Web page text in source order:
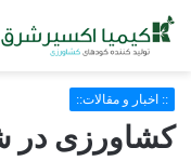
:: اخبار و مقالات::